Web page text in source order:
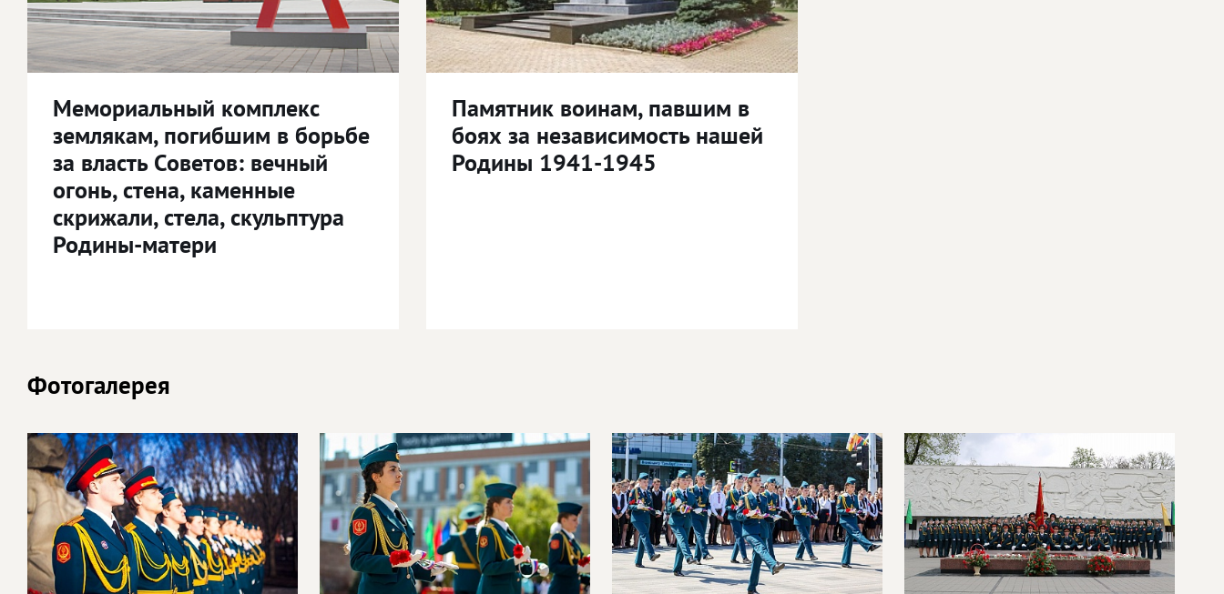
Мемориальный комплекс
землякам, погибшим в борьбе
за власть Советов: вечный
огонь, стена, каменные
скрижали, стела, скульптура
Родины-матери
Памятник воинам, павшим в
боях за независимость нашей
Родины 1941-1945
Фотогалерея